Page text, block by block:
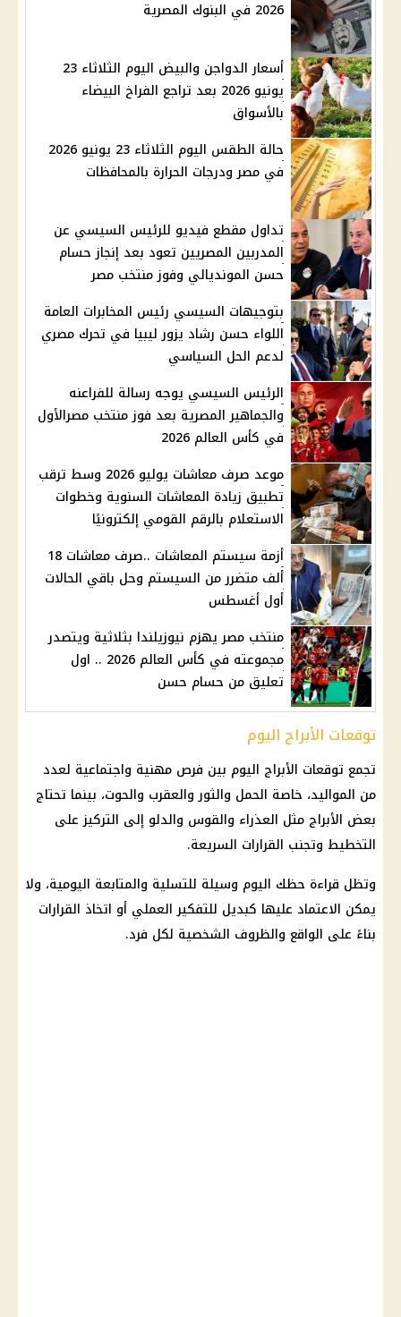
2026 في البنوك المصرية
أسعار الدواجن والبيض اليوم الثلاثاء 23
يونيو 2026 بعد تراجع الفراخ البيضاء
بالأسواق
حالة الطقس اليوم الثلاثاء 23 يونيو 2026
في مصر ودرجات الحرارة بالمحافظات
تداول مقطع فيديو للرئيس السيسي عن
المدربين المصريين تعود بعد إنجاز حسام
حسن المونديالي وفوز منتخب مصر
بتوجيهات السيسي رئيس المخابرات العامة
اللواء حسن رشاد يزور ليبيا في تحرك مصري
لدعم الحل السياسي
الرئيس السيسي يوجه رسالة للفراعنه
والجماهير المصرية بعد فوز منتخب مصرالأول
في كأس العالم 2026
موعد صرف معاشات يوليو 2026 وسط ترقب
تطبيق زيادة المعاشات السنوية وخطوات
الاستعلام بالرقم القومي إلكترونيًا
أزمة سيستم المعاشات ..صرف معاشات 18
ألف متضرر من السيستم وحل باقي الحالات
أول أغسطس
منتخب مصر يهزم نيوزيلندا بثلاثية ويتصدر
مجموعته في كأس العالم 2026 .. اول
تعليق من حسام حسن
توقعات الأبراج اليوم
تجمع توقعات الأبراج اليوم بين فرص مهنية واجتماعية لعدد
من المواليد، خاصة الحمل والثور والعقرب والحوت، بينما تحتاج
بعض الأبراج مثل العذراء والقوس والدلو إلى التركيز على
التخطيط وتجنب القرارات السريعة.
وتظل قراءة حظك اليوم وسيلة للتسلية والمتابعة اليومية، ولا
يمكن الاعتماد عليها كبديل للتفكير العملي أو اتخاذ القرارات
بناءً على الواقع والظروف الشخصية لكل فرد.